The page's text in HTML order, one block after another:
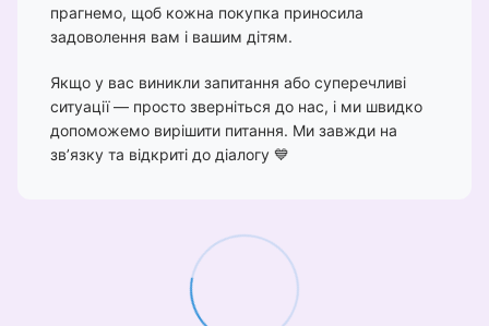
прагнемо, щоб кожна покупка приносила
задоволення вам і вашим дітям.
Якщо у вас виникли запитання або суперечливі
ситуації — просто зверніться до нас, і ми швидко
допоможемо вирішити питання. Ми завжди на
зв’язку та відкриті до діалогу 💙